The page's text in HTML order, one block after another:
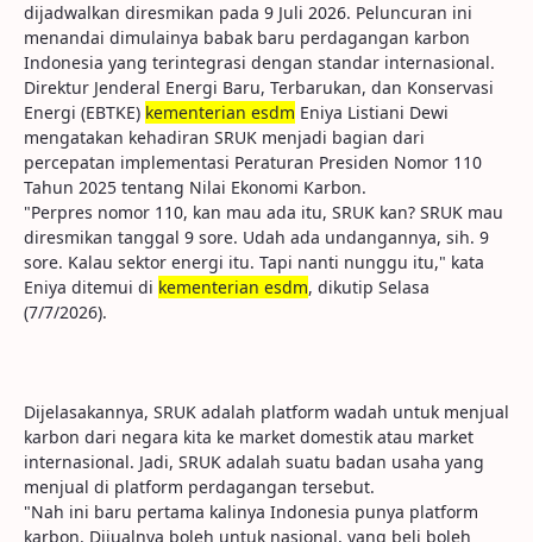
dijadwalkan diresmikan pada 9 Juli 2026. Peluncuran ini
menandai dimulainya babak baru perdagangan karbon
Indonesia yang terintegrasi dengan standar internasional.
Direktur Jenderal Energi Baru, Terbarukan, dan Konservasi
Energi (EBTKE) kementerian esdm Eniya Listiani Dewi
mengatakan kehadiran SRUK menjadi bagian dari
percepatan implementasi Peraturan Presiden Nomor 110
Tahun 2025 tentang Nilai Ekonomi Karbon.
"Perpres nomor 110, kan mau ada itu, SRUK kan? SRUK mau
diresmikan tanggal 9 sore. Udah ada undangannya, sih. 9
sore. Kalau sektor energi itu. Tapi nanti nunggu itu," kata
Eniya ditemui di kementerian esdm, dikutip Selasa
(7/7/2026).
Dijelasakannya, SRUK adalah platform wadah untuk menjual
karbon dari negara kita ke market domestik atau market
internasional. Jadi, SRUK adalah suatu badan usaha yang
menjual di platform perdagangan tersebut.
"Nah ini baru pertama kalinya Indonesia punya platform
karbon. Dijualnya boleh untuk nasional, yang beli boleh